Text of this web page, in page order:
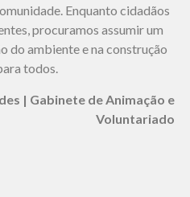
Enquanto cidadãos
procuramos assumir um
do ambiente e na construção
todos.
| Gabinete de Animação e
Voluntariado